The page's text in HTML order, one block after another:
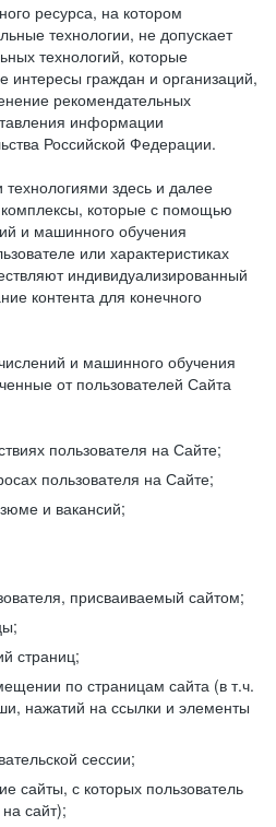
ресурса, на котором
технологии, не допускает
технологий, которые
интересы граждан и организаций,
рекомендательных
информации
Российской Федерации.
здесь и далее
которые с помощью
и машинного обучения
или характеристиках
индивидуализированный
контента для конечного
и машинного обучения
от пользователей Сайта
пользователя на Сайте;
пользователя на Сайте;
и вакансий;
присваиваемый сайтом;
страниц;
по страницам сайта (в т.ч.
нажатий на ссылки и элементы
сессии;
сайты, с которых пользователь
сайт);